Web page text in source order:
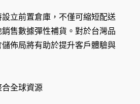
立前置倉庫，不僅可縮短配送
售數據彈性補貨。對於台灣品
佈局將有助於提升客戶體驗與
全球資源